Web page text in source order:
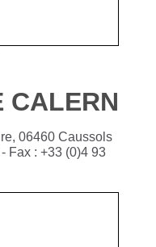
CALERN
06460 Caussols
Fax : +33 (0)4 93